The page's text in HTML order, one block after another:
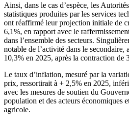
Ainsi, dans le cas d’espèce, les
statistiques produites par les services
ont réaffirmé leur projection initiale de
6,1%, en rapport avec le
dans l’ensemble des secteurs.
notable de l’activité dans le secondaire,
10,3% en 2025, après la contraction de
Le taux d’inflation, mesuré par la
prix, ressortirait à + 2,5% en 2025,
avec les mesures de soutien du
population et des acteurs économiques
agricole.